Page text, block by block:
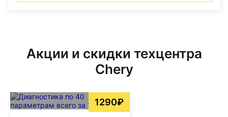
Акции и скидки техцентра
Chery
1290₽